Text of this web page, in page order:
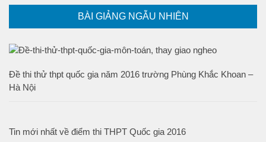
BÀI GIẢNG NGẪU NHIÊN
Đề thi thử thpt quốc gia năm 2016 trường Phùng Khắc Khoan –
Hà Nội
Tin mới nhất về điểm thi THPT Quốc gia 2016